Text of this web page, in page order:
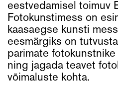
eestvedamisel toimuv
Fotokunstimess on
kaasaegse kunsti
eesmärgiks on
parimate
ning jagada teavet
võimaluste kohta.